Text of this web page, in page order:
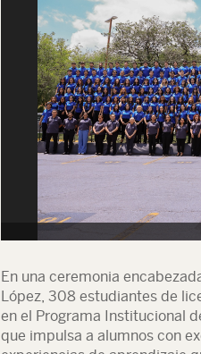
En una ceremonia
López, 308 estudiantes de
en el Programa Institucional
que impulsa a alumnos con